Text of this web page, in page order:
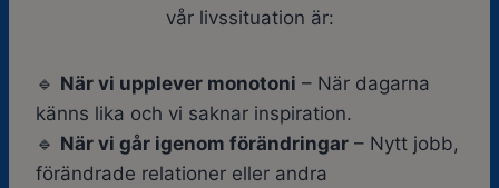
vår livssituation är:
🔹 När vi upplever monotoni – När dagarna
känns lika och vi saknar inspiration.
🔹 När vi går igenom förändringar – Nytt jobb,
förändrade relationer eller andra